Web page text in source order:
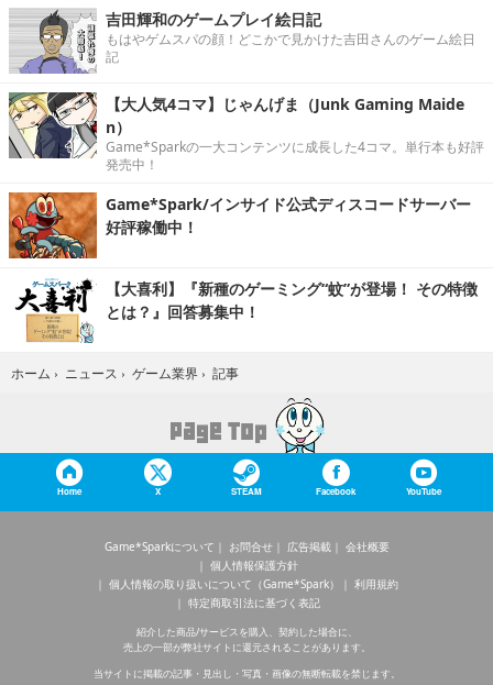
吉田輝和のゲームプレイ絵日記
もはやゲムスパの顔！どこかで見かけた吉田さんのゲーム絵日
記
【大人気4コマ】じゃんげま（Junk Gaming Maide
n）
Game*Sparkの一大コンテンツに成長した4コマ。単行本も好評
発売中！
Game*Spark/インサイド公式ディスコードサーバー
好評稼働中！
【大喜利】『新種のゲーミング“蚊”が登場！ その特徴
とは？』回答募集中！
ホーム › ニュース › ゲーム業界 › 記事
Home X STEAM Facebook YouTube
Game*Sparkについて お問合せ 広告掲載
会社概要
個人情報保護方針
個人情報の取り扱いについて（Game*Spark）
利用規約
特定商取引法に基づく表記
紹介した商品/サービスを購入、契約した場合に、
売上の一部が弊社サイトに還元されることがあります。
当サイトに掲載の記事・見出し・写真・画像の無断転載を禁じます。